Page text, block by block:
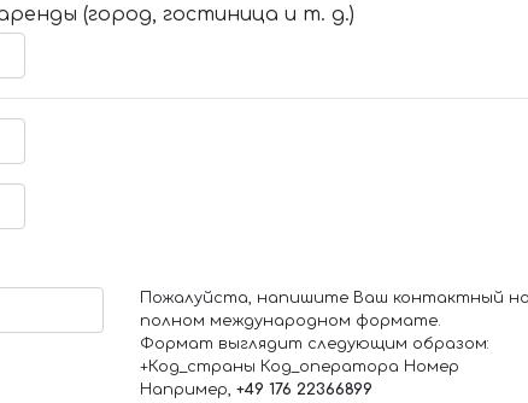
(город, гостиница и т. д.)
Пожалуйста, напишите Ваш контактный
полном международном формате.
Формат выглядит следующим образом:
+Код_страны Код_оператора Номер
Например, +49 176 22366899